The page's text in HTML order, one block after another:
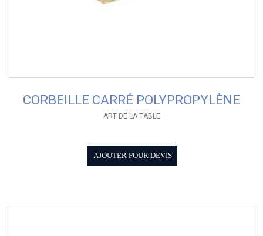
CORBEILLE CARRÉ POLYPROPYLÈNE
ART DE LA TABLE
AJOUTER POUR DEVIS